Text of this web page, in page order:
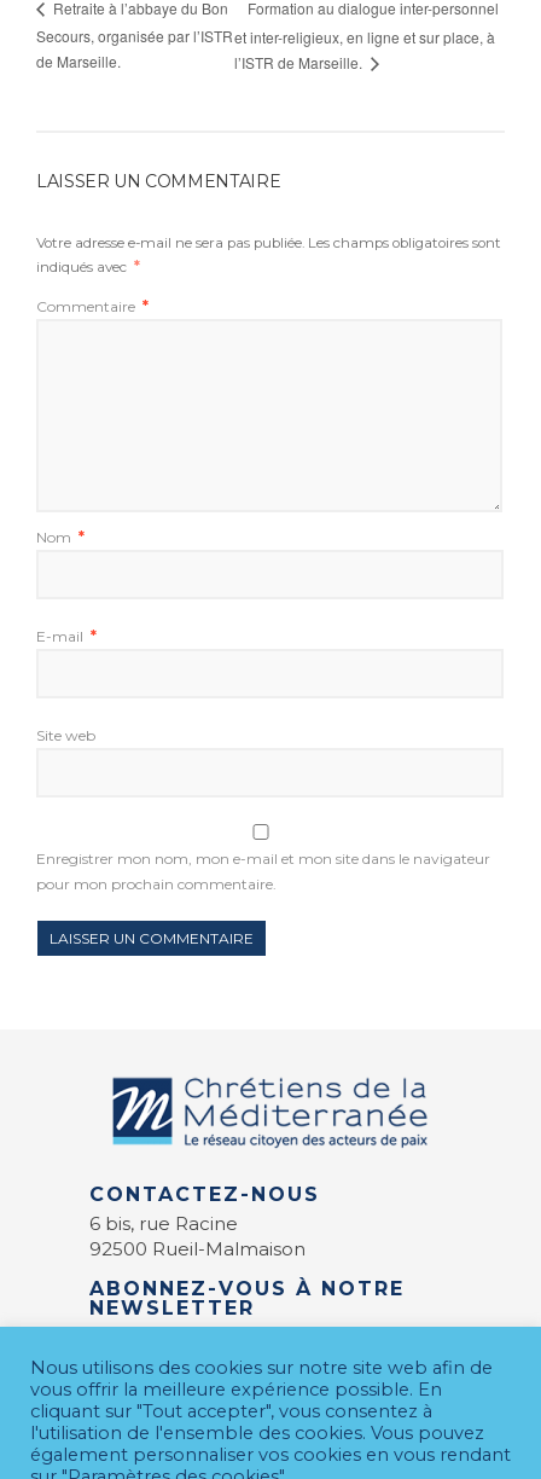
Retraite à l’abbaye du Bon
Secours, organisée par l’ISTR
de Marseille.
Formation au dialogue inter-personnel
et inter-religieux, en ligne et sur place, à
l’ISTR de Marseille.
LAISSER UN COMMENTAIRE
Votre adresse e-mail ne sera pas publiée. Les champs obligatoires sont
indiqués avec *
Commentaire *
Nom *
E-mail *
Site web
Enregistrer mon nom, mon e-mail et mon site dans le navigateur
pour mon prochain commentaire.
CONTACTEZ-NOUS
6 bis, rue Racine
92500 Rueil-Malmaison
ABONNEZ-VOUS À NOTRE
NEWSLETTER
E-mail*
Nous utilisons des cookies sur notre site web afin de
vous offrir la meilleure expérience possible. En
cliquant sur "Tout accepter", vous consentez à
l'utilisation de l'ensemble des cookies. Vous pouvez
également personnaliser vos cookies en vous rendant